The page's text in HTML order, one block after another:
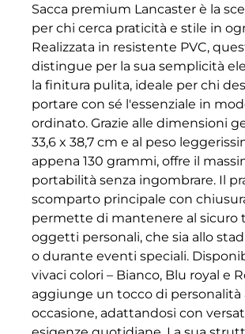
Sacca premium Lancaster è la
per chi cerca praticità e stile in
Realizzata in resistente PVC,
distingue per la sua semplicità
la finitura pulita, ideale per chi
portare con sé l'essenziale in
ordinato. Grazie alle dimensioni
33,6 x 38,7 cm e al peso
appena 130 grammi, offre il
portabilità senza ingombrare. Il
scomparto principale con
permette di mantenere al sicuro
oggetti personali, che sia allo
o durante eventi speciali.
vivaci colori – Bianco, Blu royal e
aggiunge un tocco di personalità
occasione, adattandosi con